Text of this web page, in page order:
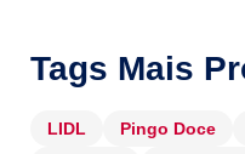
Tags Mais
LIDL Pingo Doce